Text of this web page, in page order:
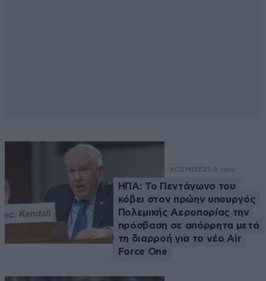
ΚΟΣΜΟΣ27 λ. πριν
ΗΠΑ: Το Πεντάγωνο του
κόβει στον πρώην υπουργός
Πολεμικής Αεροπορίας την
πρόσβαση σε απόρρητα μετά
τη διαρροή για το νέο Air
Force One